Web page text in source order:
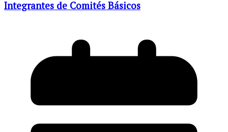
Integrantes de Comités Básicos